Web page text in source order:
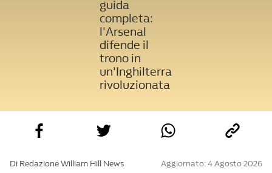
guida
completa:
l'Arsenal
difende il
trono in
un'Inghilterra
rivoluzionata
Di Redazione William Hill News Aggiornato: 4 Agosto 2026